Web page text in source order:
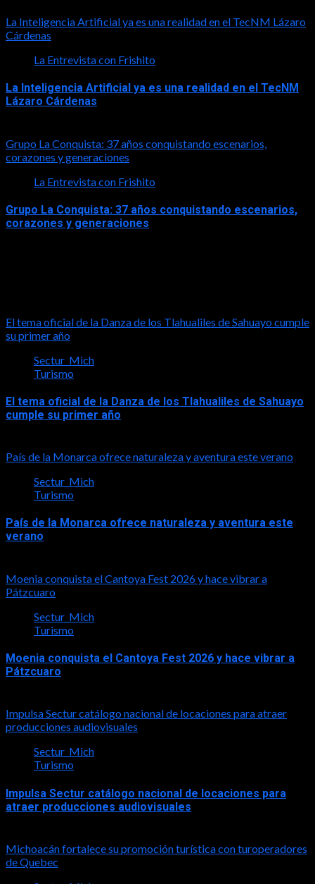
La Inteligencia Artificial ya es una realidad en el TecNM Lázaro
Cárdenas
La Entrevista con Frishito
La Inteligencia Artificial ya es una realidad en el TecNM
Lázaro Cárdenas
Grupo La Conquista: 37 años conquistando escenarios,
corazones y generaciones
La Entrevista con Frishito
Grupo La Conquista: 37 años conquistando escenarios,
corazones y generaciones
El tema oficial de la Danza de los Tlahualiles de Sahuayo cumple
su primer año
Sectur_Mich
Turismo
El tema oficial de la Danza de los Tlahualiles de Sahuayo
cumple su primer año
País de la Monarca ofrece naturaleza y aventura este verano
Sectur_Mich
Turismo
País de la Monarca ofrece naturaleza y aventura este
verano
Moenia conquista el Cantoya Fest 2026 y hace vibrar a
Pátzcuaro
Sectur_Mich
Turismo
Moenia conquista el Cantoya Fest 2026 y hace vibrar a
Pátzcuaro
Impulsa Sectur catálogo nacional de locaciones para atraer
producciones audiovisuales
Sectur_Mich
Turismo
Impulsa Sectur catálogo nacional de locaciones para
atraer producciones audiovisuales
Michoacán fortalece su promoción turística con turoperadores
de Quebec